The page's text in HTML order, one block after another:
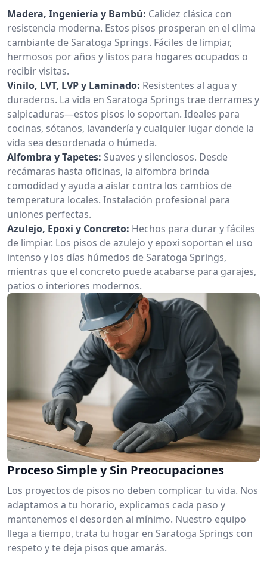
Madera, Ingeniería y Bambú: Calidez clásica con
resistencia moderna. Estos pisos prosperan en el clima
cambiante de Saratoga Springs. Fáciles de limpiar,
hermosos por años y listos para hogares ocupados o
recibir visitas.
Vinilo, LVT, LVP y Laminado: Resistentes al agua y
duraderos. La vida en Saratoga Springs trae derrames y
salpicaduras—estos pisos lo soportan. Ideales para
cocinas, sótanos, lavandería y cualquier lugar donde la
vida sea desordenada o húmeda.
Alfombra y Tapetes: Suaves y silenciosos. Desde
recámaras hasta oficinas, la alfombra brinda
comodidad y ayuda a aislar contra los cambios de
temperatura locales. Instalación profesional para
uniones perfectas.
Azulejo, Epoxi y Concreto: Hechos para durar y fáciles
de limpiar. Los pisos de azulejo y epoxi soportan el uso
intenso y los días húmedos de Saratoga Springs,
mientras que el concreto puede acabarse para garajes,
patios o interiores modernos.
Proceso Simple y Sin Preocupaciones
Los proyectos de pisos no deben complicar tu vida. Nos
adaptamos a tu horario, explicamos cada paso y
mantenemos el desorden al mínimo. Nuestro equipo
llega a tiempo, trata tu hogar en Saratoga Springs con
respeto y te deja pisos que amarás.